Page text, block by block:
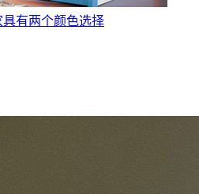
有两个颜色选择